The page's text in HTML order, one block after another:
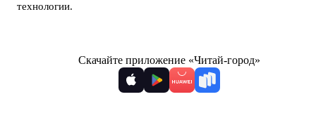
технологии.
Скачайте приложение «Читай-город»